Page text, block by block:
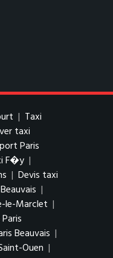
| Taxi
taxi
Paris
F�y |
| Devis taxi
|
le-Marclet |
Beauvais |
Ouen |